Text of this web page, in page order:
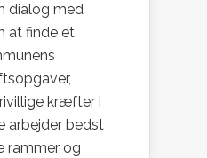
dialog med
at finde et
kræfter i
arbejder bedst
rammer og